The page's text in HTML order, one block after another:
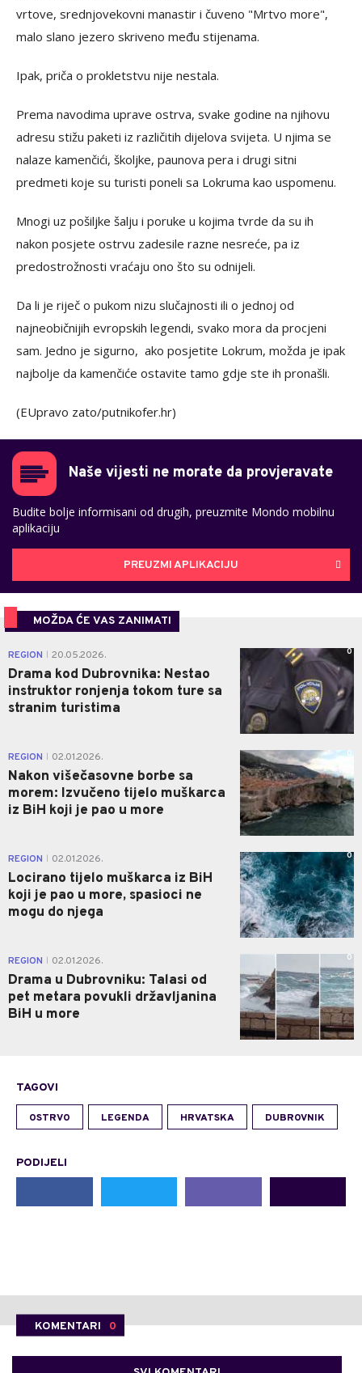
vrtove, srednjovekovni manastir i čuveno "Mrtvo more",
malo slano jezero skriveno među stijenama.
Ipak, priča o prokletstvu nije nestala.
Prema navodima uprave ostrva, svake godine na njihovu
adresu stižu paketi iz različitih dijelova svijeta. U njima se
nalaze kamenčići, školjke, paunova pera i drugi sitni
predmeti koje su turisti poneli sa Lokruma kao uspomenu.
Mnogi uz pošiljke šalju i poruke u kojima tvrde da su ih
nakon posjete ostrvu zadesile razne nesreće, pa iz
predostrožnosti vraćaju ono što su odnijeli.
Da li je riječ o pukom nizu slučajnosti ili o jednoj od
najneobičnijih evropskih legendi, svako mora da procjeni
sam. Jedno je sigurno, ako posjetite Lokrum, možda je ipak
najbolje da kamenčiće ostavite tamo gdje ste ih pronašli.
(EUpravo zato/putnikofer.hr)
Naše vijesti ne morate da provjeravate
Budite bolje informisani od drugih, preuzmite Mondo mobilnu
aplikaciju
PREUZMI APLIKACIJU
MOŽDA ĆE VAS ZANIMATI
REGION 20.05.2026.
Drama kod Dubrovnika: Nestao
instruktor ronjenja tokom ture sa
stranim turistima
0
REGION 02.01.2026.
Nakon višečasovne borbe sa
morem: Izvučeno tijelo muškarca
iz BiH koji je pao u more
0
REGION 02.01.2026.
Locirano tijelo muškarca iz BiH
koji je pao u more, spasioci ne
mogu do njega
0
REGION 02.01.2026.
Drama u Dubrovniku: Talasi od
pet metara povukli državljanina
BiH u more
0
TAGOVI
OSTRVO LEGENDA HRVATSKA DUBROVNIK
PODIJELI
KOMENTARI 0